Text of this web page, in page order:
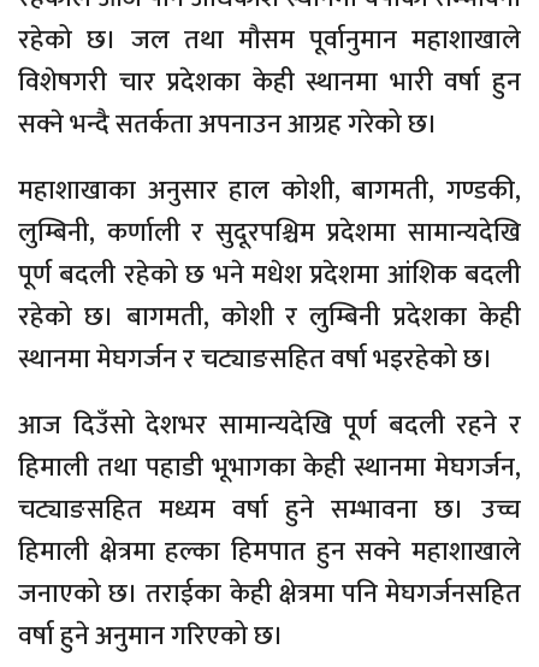
रहेको छ। जल तथा मौसम पूर्वानुमान महाशाखाले
विशेषगरी चार प्रदेशका केही स्थानमा भारी वर्षा हुन
सक्ने भन्दै सतर्कता अपनाउन आग्रह गरेको छ।
महाशाखाका अनुसार हाल कोशी, बागमती, गण्डकी,
लुम्बिनी, कर्णाली र सुदूरपश्चिम प्रदेशमा सामान्यदेखि
पूर्ण बदली रहेको छ भने मधेश प्रदेशमा आंशिक बदली
रहेको छ। बागमती, कोशी र लुम्बिनी प्रदेशका केही
स्थानमा मेघगर्जन र चट्याङसहित वर्षा भइरहेको छ।
आज दिउँसो देशभर सामान्यदेखि पूर्ण बदली रहने र
हिमाली तथा पहाडी भूभागका केही स्थानमा मेघगर्जन,
चट्याङसहित मध्यम वर्षा हुने सम्भावना छ। उच्च
हिमाली क्षेत्रमा हल्का हिमपात हुन सक्ने महाशाखाले
जनाएको छ। तराईका केही क्षेत्रमा पनि मेघगर्जनसहित
वर्षा हुने अनुमान गरिएको छ।